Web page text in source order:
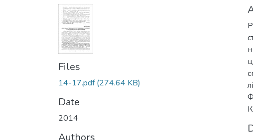
Files
14-17.pdf(274.64 KB)
Date
2014
Authors